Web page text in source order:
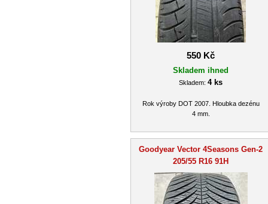
550 Kč
Skladem ihned
Skladem: 4 ks
Rok výroby DOT 2007. Hloubka dezénu
4 mm.
Goodyear Vector 4Seasons Gen-2
205/55 R16 91H